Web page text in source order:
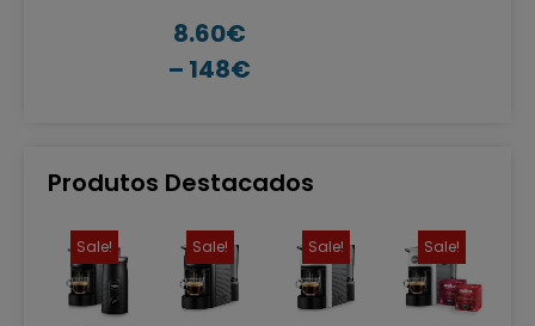
8.60€
– 148€
Produtos Destacados
Sale! Sale! Sale! Sale!